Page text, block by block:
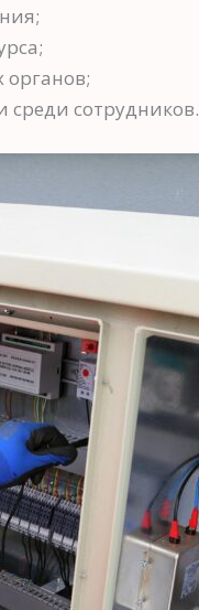
сотрудников.